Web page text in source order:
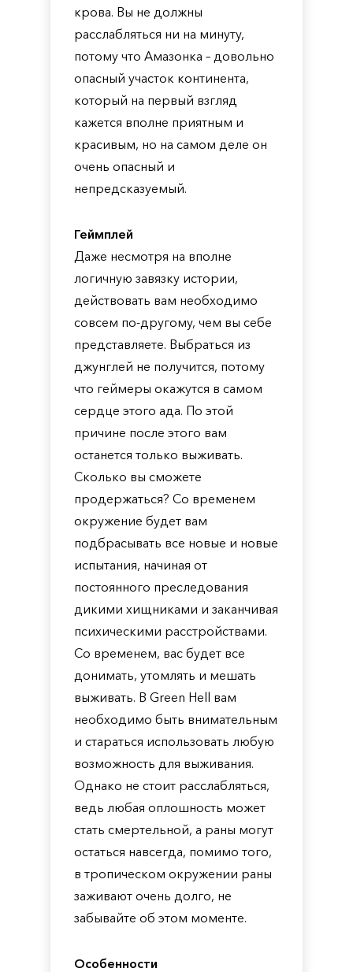
крова. Вы не должны
расслабляться ни на минуту,
потому что Амазонка – довольно
опасный участок континента,
который на первый взгляд
кажется вполне приятным и
красивым, но на самом деле он
очень опасный и
непредсказуемый.
Геймплей
Даже несмотря на вполне
логичную завязку истории,
действовать вам необходимо
совсем по-другому, чем вы себе
представляете. Выбраться из
джунглей не получится, потому
что геймеры окажутся в самом
сердце этого ада. По этой
причине после этого вам
останется только выживать.
Сколько вы сможете
продержаться? Со временем
окружение будет вам
подбрасывать все новые и новые
испытания, начиная от
постоянного преследования
дикими хищниками и заканчивая
психическими расстройствами.
Со временем, вас будет все
донимать, утомлять и мешать
выживать. В Green Hell вам
необходимо быть внимательным
и стараться использовать любую
возможность для выживания.
Однако не стоит расслабляться,
ведь любая оплошность может
стать смертельной, а раны могут
остаться навсегда, помимо того,
в тропическом окружении раны
заживают очень долго, не
забывайте об этом моменте.
Особенности